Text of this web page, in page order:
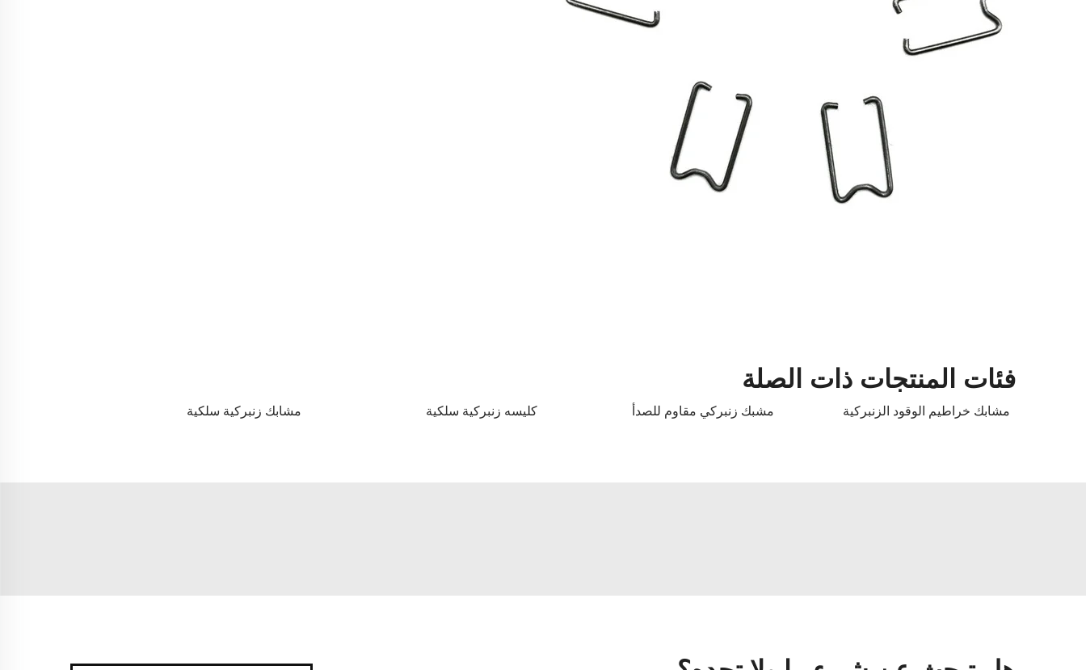
فئات المنتجات ذات الصلة
مشابك خراطيم الوقود الزنبركية مشبك زنبركي مقاوم للصدأ كليسه زنبركية سلكية مشابك زنبركية سلكية